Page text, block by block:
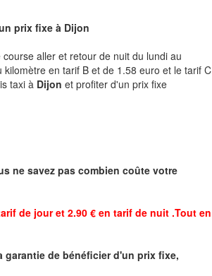
prix fixe à Dijon
aller et retour de nuit du lundi au
en tarif B et de 1.58 euro et le tarif C
taxi à Dijon et profiter d'un prix fixe
ne savez pas combien coûte votre
de jour et 2.90 € en tarif de nuit .Tout en
garantie de bénéficier d'un prix fixe,